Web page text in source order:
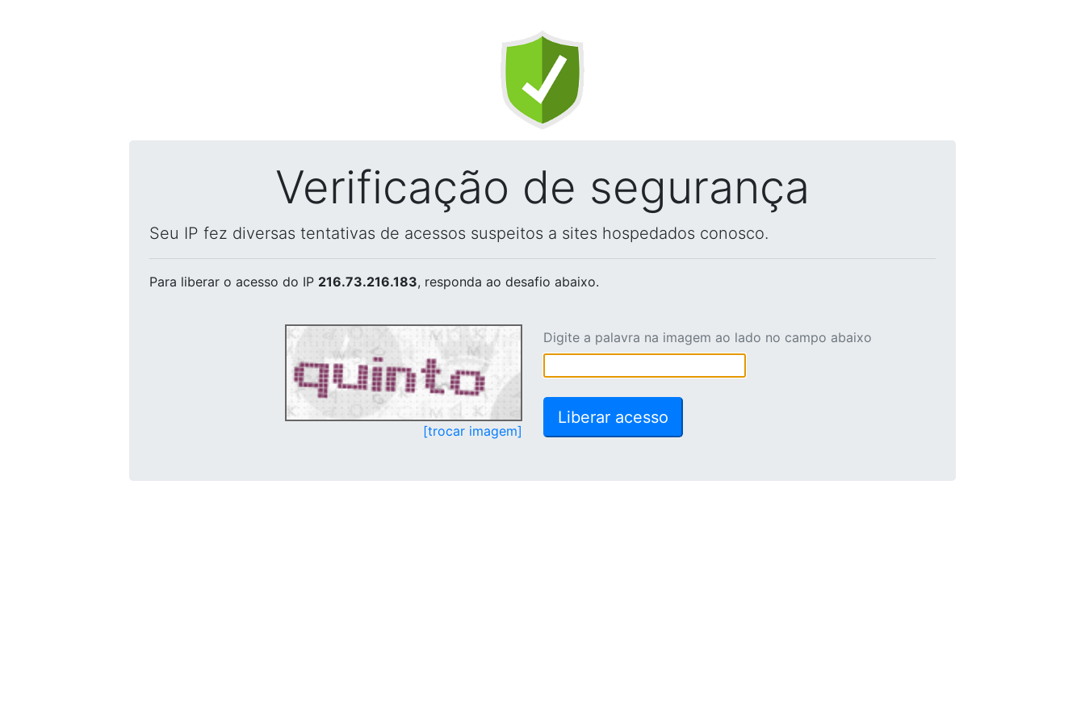
Verificação de segurança
Seu IP fez diversas tentativas de acessos suspeitos a sites hospedados conosco.
Para liberar o acesso do IP 216.73.216.183, responda ao desafio abaixo.
[trocar imagem]
Digite a palavra na imagem ao lado no campo abaixo